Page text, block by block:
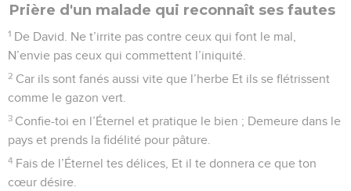
Prière d'un malade qui reconnaît ses fautes
1 De David. Ne t’irrite pas contre ceux qui font le mal,
N’envie pas ceux qui commettent l’iniquité.
2 Car ils sont fanés aussi vite que l’herbe Et ils se flétrissent
comme le gazon vert.
3 Confie-toi en l’Éternel et pratique le bien ; Demeure dans le
pays et prends la fidélité pour pâture.
4 Fais de l’Éternel tes délices, Et il te donnera ce que ton
cœur désire.